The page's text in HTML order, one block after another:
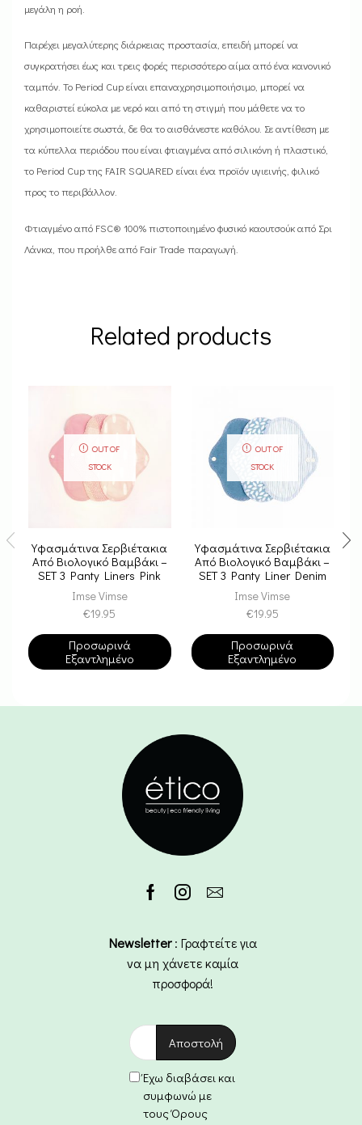
μεγάλη η ροή.
Παρέχει μεγαλύτερης διάρκειας προστασία, επειδή μπορεί να
συγκρατήσει έως και τρεις φορές περισσότερο αίμα από ένα κανονικό
ταμπόν. Το Period Cup είναι επαναχρησιμοποιήσιμο, μπορεί να
καθαριστεί εύκολα με νερό και από τη στιγμή που μάθετε να το
χρησιμοποιείτε σωστά, δε θα το αισθάνεστε καθόλου. Σε αντίθεση με
τα κύπελλα περιόδου που είναι φτιαγμένα από σιλικόνη ή πλαστικό,
το Period Cup της FAIR SQUARED είναι ένα προϊόν υγιεινής, φιλικό
προς το περιβάλλον.
Φτιαγμένο από FSC® 100% πιστοποιημένο φυσικό καουτσούκ από Σρι
Λάνκα, που προήλθε από Fair Trade παραγωγή.
Related products
OUT OF
STOCK
Υφασμάτινα Σερβιέτακια
Από Βιολογικό Βαμβάκι –
SET 3 Panty Liners Pink
Sprinkle
Imse Vimse
€19.95
Προσωρινά
Εξαντλημένο
OUT OF
STOCK
Υφασμάτινα Σερβιέτακια
Από Βιολογικό Βαμβάκι –
SET 3 Panty Liner Denim
Imse Vimse
€19.95
Προσωρινά
Εξαντλημένο
Newsletter: Γραφτείτε για
να μη χάνετε καμία
προσφορά!
Έχω διαβάσει και
συμφωνώ με
τους Όρους